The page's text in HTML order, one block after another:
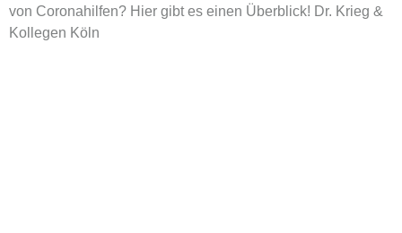
von Coronahilfen? Hier gibt es einen Überblick! Dr. Krieg &
Kollegen Köln